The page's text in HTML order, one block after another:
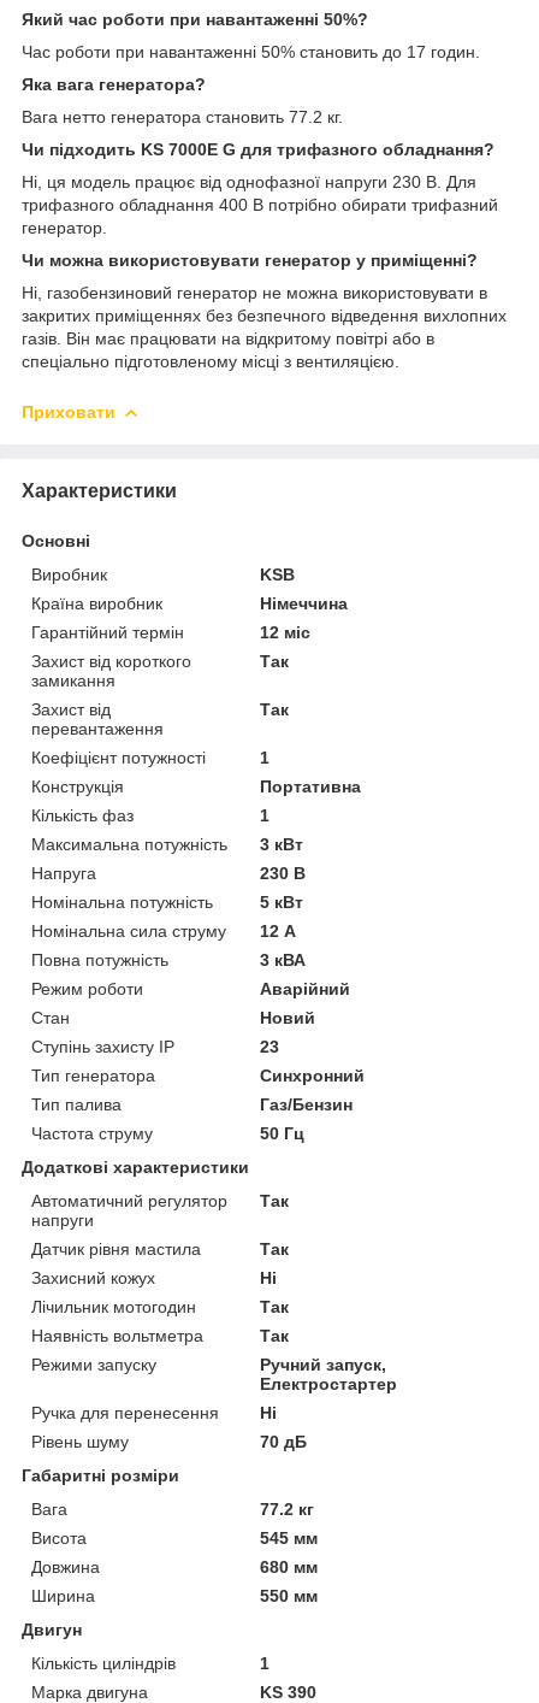
Який час роботи при навантаженні 50%?
Час роботи при навантаженні 50% становить до 17 годин.
Яка вага генератора?
Вага нетто генератора становить 77.2 кг.
Чи підходить KS 7000E G для трифазного обладнання?
Ні, ця модель працює від однофазної напруги 230 В. Для
трифазного обладнання 400 В потрібно обирати трифазний
генератор.
Чи можна використовувати генератор у приміщенні?
Ні, газобензиновий генератор не можна використовувати в
закритих приміщеннях без безпечного відведення вихлопних
газів. Він має працювати на відкритому повітрі або в
спеціально підготовленому місці з вентиляцією.
Приховати
Характеристики
Основні
Виробник
KSB
Країна виробник
Німеччина
Гарантійний термін
12 міс
Захист від короткого
замикання
Так
Захист від
перевантаження
Так
Коефіцієнт потужності
1
Конструкція
Портативна
Кількість фаз
1
Максимальна потужність
3 кВт
Напруга
230 В
Номінальна потужність
5 кВт
Номінальна сила струму
12 А
Повна потужність
3 кВА
Режим роботи
Аварійний
Стан
Новий
Ступінь захисту IP
23
Тип генератора
Синхронний
Тип палива
Газ/Бензин
Частота струму
50 Гц
Додаткові характеристики
Автоматичний регулятор
напруги
Так
Датчик рівня мастила
Так
Захисний кожух
Ні
Лічильник мотогодин
Так
Наявність вольтметра
Так
Режими запуску
Ручний запуск,
Електростартер
Ручка для перенесення
Ні
Рівень шуму
70 дБ
Габаритні розміри
Вага
77.2 кг
Висота
545 мм
Довжина
680 мм
Ширина
550 мм
Двигун
Кількість циліндрів
1
Марка двигуна
KS 390